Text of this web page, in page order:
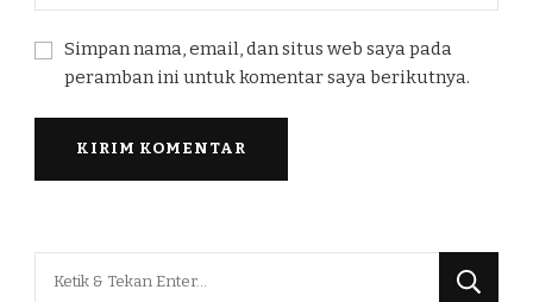
Simpan nama, email, dan situs web saya pada
peramban ini untuk komentar saya berikutnya.
Mencari